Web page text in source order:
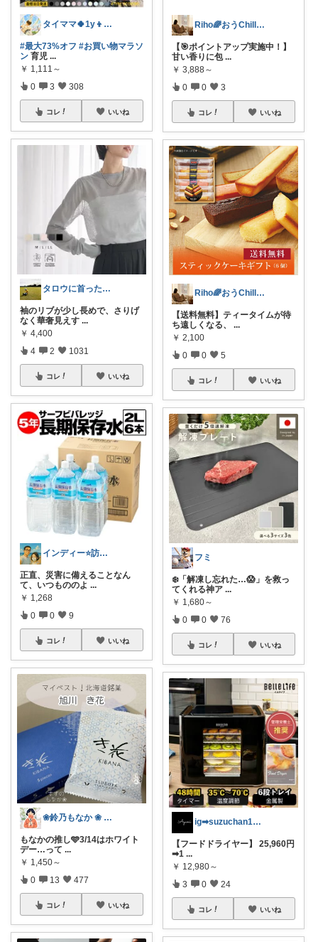
タイママ🍀1y👦のママ
#最大73%オフ #お買い物マラソ
ン 育児 ...
￥ 1,111～
0 3 308
コレ いいね
タロウに首ったけ🌞朝コレ
袖のリブが少し長めで、さりげ
なく華奢見えす ...
￥ 4,400
4 2 1031
コレ いいね
インディー⭐️訪問•フォローありがとう
正直、災害に備えることなん
て、いつもののよ ...
￥ 1,268
0 0 9
コレ いいね
❀鈴乃もなか ❀ 穏やかさを大切に
もなかの推し🩵3/14はホワイト
デー…って ...
￥ 1,450～
0 13 477
コレ いいね
Riho🌈おうChill★グッズ
【🎯ポイントアップ実施中！】
甘い香りに包 ...
￥ 3,888～
0 0 3
コレ いいね
Riho🌈おうChill★グッズ
【送料無料】ティータイムが待
ち遠しくなる、
...
￥ 2,100
0 0 5
コレ いいね
フミ
❄️「解凍し忘れた…😱」を救っ
てくれる神ア ...
￥ 1,680～
0 0 76
コレ いいね
ig➡︎suzuchan1206
【フードドライヤー】 25,960円
➡︎1 ...
￥ 12,980～
3 0 24
コレ いいね